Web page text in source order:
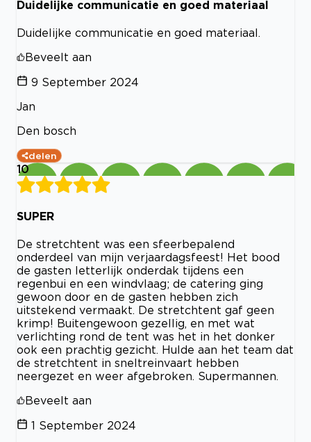
Duidelijke communicatie en goed materiaal
Duidelijke communicatie en goed materiaal.
Beveelt aan
9 September 2024
Jan
Den bosch
delen
10
SUPER
De stretchtent was een sfeerbepalend
onderdeel van mijn verjaardagsfeest! Het bood
de gasten letterlijk onderdak tijdens een
regenbui en een windvlaag; de catering ging
gewoon door en de gasten hebben zich
uitstekend vermaakt. De stretchtent gaf geen
krimp! Buitengewoon gezellig, en met wat
verlichting rond de tent was het in het donker
ook een prachtig gezicht. Hulde aan het team dat
de stretchtent in sneltreinvaart hebben
neergezet en weer afgebroken. Supermannen.
Beveelt aan
1 September 2024